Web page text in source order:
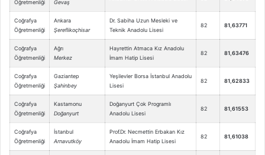
Öğretmenliği
Gevaş
Coğrafya
Öğretmenliği
Ankara
Şereflikoçhisar
Dr. Sabiha Uzun Mesleki ve
Teknik Anadolu Lisesi
82 81,63771
Coğrafya
Öğretmenliği
Ağrı
Merkez
Hayrettin Atmaca Kız Anadolu
İmam Hatip Lisesi
82 81,63476
Coğrafya
Öğretmenliği
Gaziantep
Şahinbey
Yeşilevler Borsa İstanbul Anadolu
Lisesi
82 81,62833
Coğrafya
Öğretmenliği
Kastamonu
Doğanyurt
Doğanyurt Çok Programlı
Anadolu Lisesi
82 81,61553
Coğrafya
Öğretmenliği
İstanbul
Arnavutköy
Prof.Dr. Necmettin Erbakan Kız
Anadolu İmam Hatip Lisesi
82 81,61038